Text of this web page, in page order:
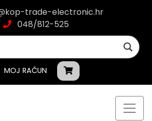
trade-electronic.hr
048/812-525
MOJ RAČUN